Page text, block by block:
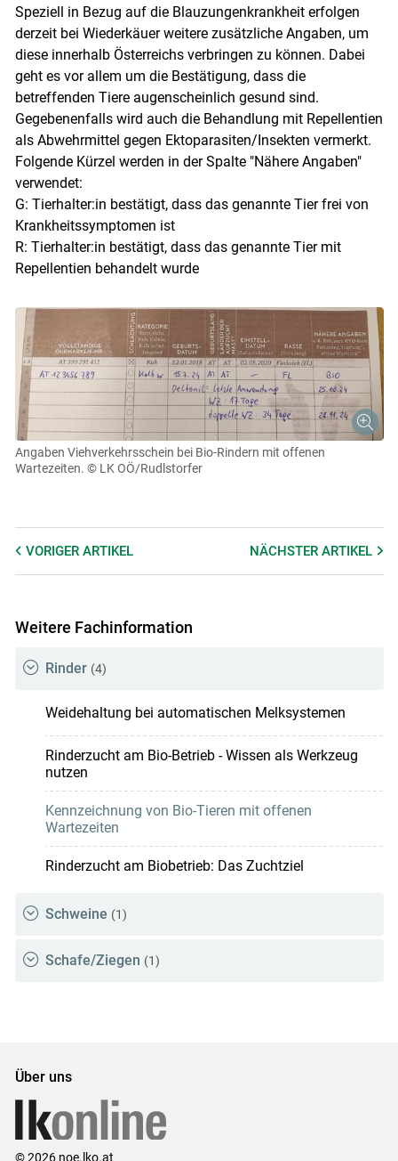
Speziell in Bezug auf die Blauzungenkrankheit erfolgen
derzeit bei Wiederkäuer weitere zusätzliche Angaben, um
diese innerhalb Österreichs verbringen zu können. Dabei
geht es vor allem um die Bestätigung, dass die
betreffenden Tiere augenscheinlich gesund sind.
Gegebenenfalls wird auch die Behandlung mit Repellentien
als Abwehrmittel gegen Ektoparasiten/Insekten vermerkt.
Folgende Kürzel werden in der Spalte "Nähere Angaben"
verwendet:
G: Tierhalter:in bestätigt, dass das genannte Tier frei von
Krankheitssymptomen ist
R: Tierhalter:in bestätigt, dass das genannte Tier mit
Repellentien behandelt wurde
Angaben Viehverkehrsschein bei Bio-Rindern mit offenen
Wartezeiten. © LK OÖ/Rudlstorfer
VORIGER ARTIKEL NÄCHSTERARTIKEL
Weitere Fachinformation
Rinder (4)
Weidehaltung bei automatischen Melksystemen
Rinderzucht am Bio-Betrieb - Wissen als Werkzeug
nutzen
Kennzeichnung von Bio-Tieren mit offenen
Wartezeiten
Rinderzucht am Biobetrieb: Das Zuchtziel
Schweine (1)
Schafe/Ziegen (1)
Über uns
© 2026 noe.lko.at